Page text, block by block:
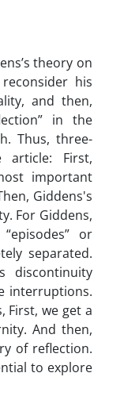
theory on
his
and then,
in the
Thus, three-
First,
important
Giddens's
For Giddens,
or
separated.
discontinuity
interruptions.
First, we get a
And then,
of reflection.
to explore